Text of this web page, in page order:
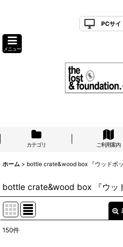
PCサイ
メニュー
カテゴリ ご利用案内
ホーム > bottle crate&wood box 『ウッドボッ
bottle crate&wood box 『ウッ
150件